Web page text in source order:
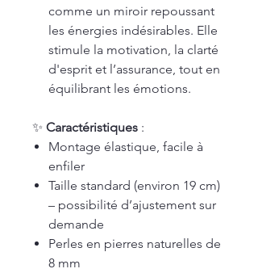
comme un miroir repoussant
les énergies indésirables. Elle
stimule la motivation, la clarté
d'esprit et l’assurance, tout en
équilibrant les émotions.
✨ Caractéristiques :
Montage élastique, facile à
enfiler
Taille standard (environ 19 cm)
– possibilité d’ajustement sur
demande
Perles en pierres naturelles de
8 mm